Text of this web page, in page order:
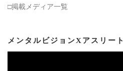
□掲載メディア一覧
メンタルビジョンXアスリート